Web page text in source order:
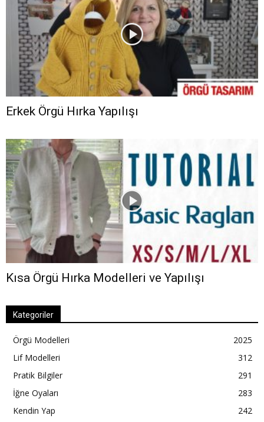
Erkek Örgü Hırka Yapılışı
Kısa Örgü Hırka Modelleri ve Yapılışı
Kategoriler
Örgü Modelleri
2025
Lif Modelleri
312
Pratik Bilgiler
291
İğne Oyaları
283
Kendin Yap
242